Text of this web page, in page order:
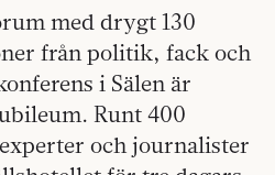
med drygt 130
från politik, fack och
i Sälen är
Runt 400
och journalister